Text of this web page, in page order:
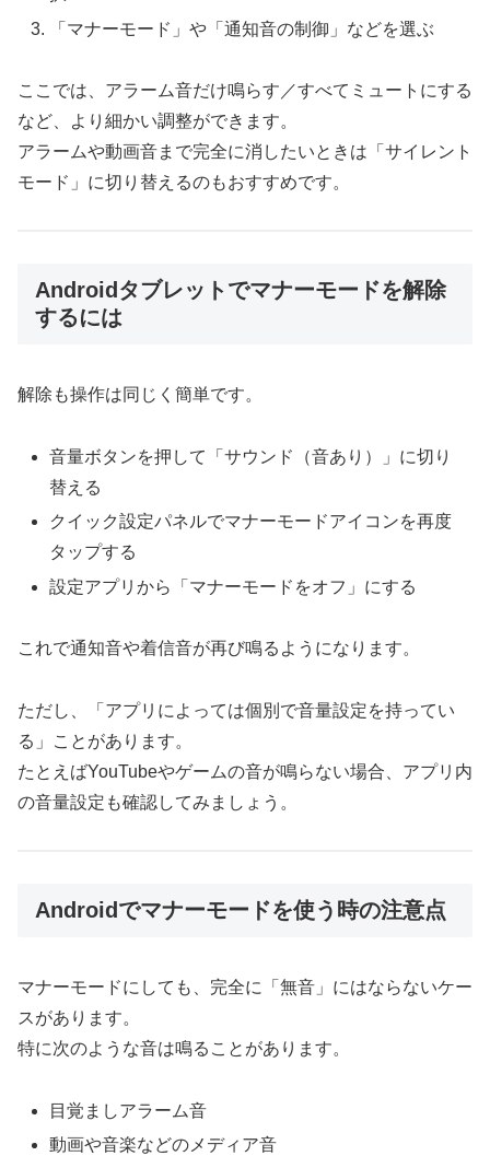
「マナーモード」や「通知音の制御」などを選ぶ
ここでは、アラーム音だけ鳴らす／すべてミュートにする
など、より細かい調整ができます。
アラームや動画音まで完全に消したいときは「サイレント
モード」に切り替えるのもおすすめです。
Androidタブレットでマナーモードを解除
するには
解除も操作は同じく簡単です。
音量ボタンを押して「サウンド（音あり）」に切り
替える
クイック設定パネルでマナーモードアイコンを再度
タップする
設定アプリから「マナーモードをオフ」にする
これで通知音や着信音が再び鳴るようになります。
ただし、「アプリによっては個別で音量設定を持ってい
る」ことがあります。
たとえばYouTubeやゲームの音が鳴らない場合、アプリ内
の音量設定も確認してみましょう。
Androidでマナーモードを使う時の注意点
マナーモードにしても、完全に「無音」にはならないケー
スがあります。
特に次のような音は鳴ることがあります。
目覚ましアラーム音
動画や音楽などのメディア音